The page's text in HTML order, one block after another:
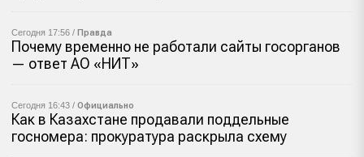
Сегодня 17:56 / Правда
Почему временно не работали сайты госорганов
— ответ АО «НИТ»
Сегодня 16:43 / Официально
Как в Казахстане продавали поддельные
госномера: прокуратура раскрыла схему